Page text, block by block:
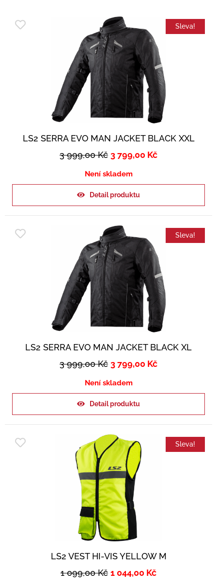
Sleva!
LS2 SERRA EVO MAN JACKET BLACK XXL
3 999,00Kč 3 799,00 Kč
Není skladem
Detail produktu
Sleva!
LS2 SERRA EVO MAN JACKET BLACK XL
3 999,00Kč 3 799,00 Kč
Není skladem
Detail produktu
Sleva!
LS2 VEST HI-VIS YELLOW M
1 099,00Kč 1 044,00 Kč